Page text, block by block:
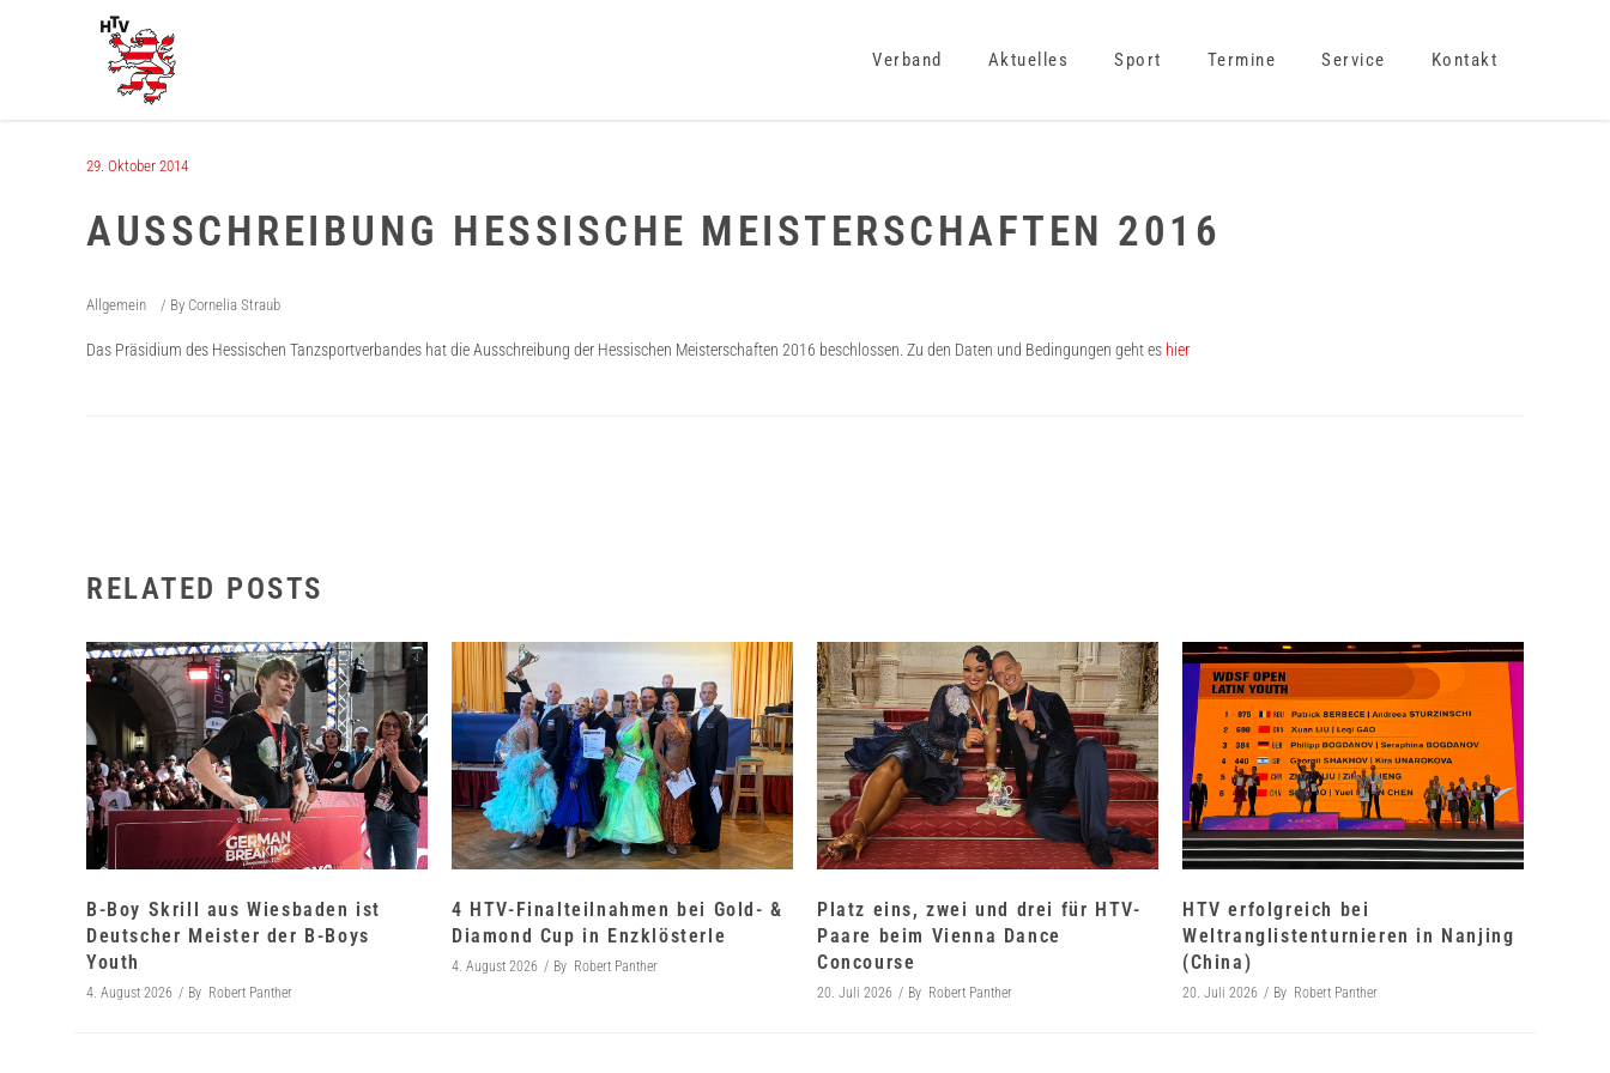
Verband Aktuelles Sport Termine Service Kontakt
29. Oktober 2014
AUSSCHREIBUNG HESSISCHE MEISTERSCHAFTEN 2016
Allgemein By Cornelia Straub
Das Präsidium des Hessischen Tanzsportverbandes hat die Ausschreibung der Hessischen Meisterschaften 2016 beschlossen. Zu den Daten und Bedingungen geht es hier
RELATED POSTS
B-Boy Skrill aus Wiesbaden ist
Deutscher Meister der B-Boys
Youth
4. August 2026 By Robert Panther
4 HTV-Finalteilnahmen bei Gold- &
Diamond Cup in Enzklösterle
4. August 2026 By Robert Panther
Platz eins, zwei und drei für HTV-
Paare beim Vienna Dance
Concourse
20. Juli 2026 By Robert Panther
HTV erfolgreich bei
Weltranglistenturnieren in Nanjing
(China)
20. Juli 2026 By Robert Panther